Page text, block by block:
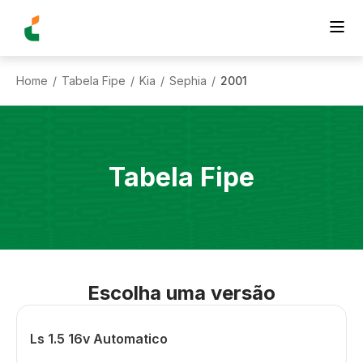
Home / Tabela Fipe / Kia / Sephia / 2001
Tabela Fipe
Escolha uma versão
Ls 1.5 16v Automatico